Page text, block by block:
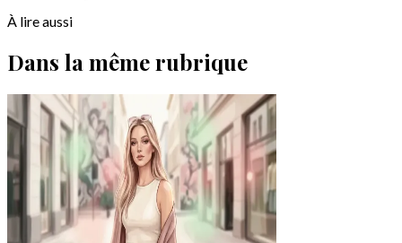
À lire aussi
Dans la même rubrique